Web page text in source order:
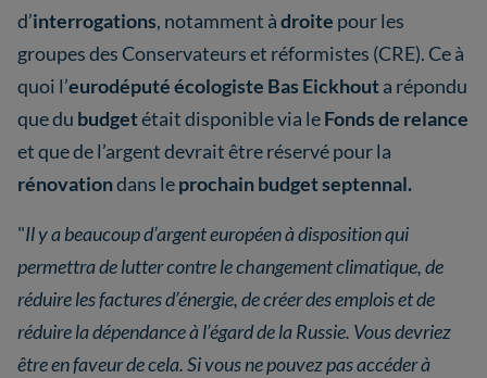
d’interrogations, notamment àdroite pour les
groupes des Conservateurs et réformistes (CRE). Ce à
quoi l’eurodéputé écologiste Bas Eickhouta répondu
que du budgetétait disponible via leFonds de relance
et que de l’argent devrait être réservé pour la
rénovationdans leprochain budget septennal.
"Il y a beaucoup d’argent européen à disposition qui
permettra de lutter contre le changement climatique, de
réduire les factures d’énergie, de créer des emplois et de
réduire la dépendance à l’égard de la Russie. Vous devriez
être en faveur de cela. Si vous ne pouvez pas accéder à